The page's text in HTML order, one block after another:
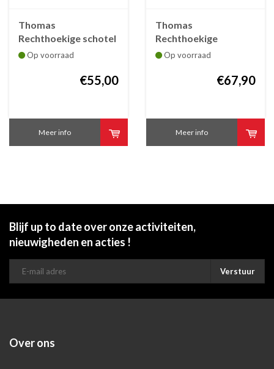
Thomas
Rechthoekige schotel
Trend wit melk/suiker
Op voorraad
€55,00
Meer info
Thomas
Rechthoekige
cakeschotel Trend
Op voorraad
€67,90
Meer info
Blijf up to date over onze activiteiten,
nieuwigheden en acties !
Verstuur
Over ons